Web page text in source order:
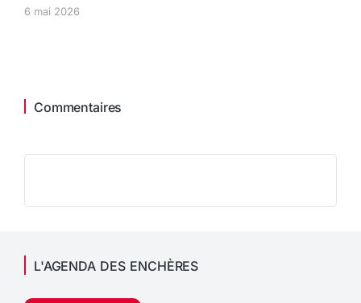
6 mai 2026
Commentaires
L'AGENDA DES ENCHÈRES